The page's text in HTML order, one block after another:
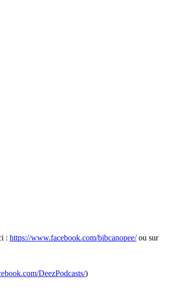
: https://www.facebook.com/bibcanopee/ou sur
DeezPodcasts/)